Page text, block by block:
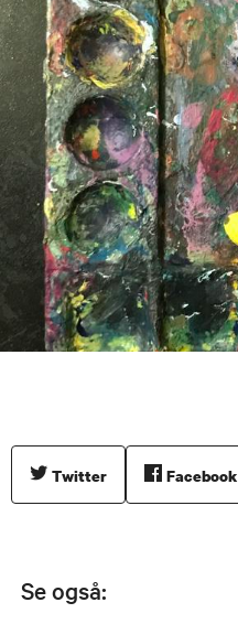
Twitter Facebook
Se også: